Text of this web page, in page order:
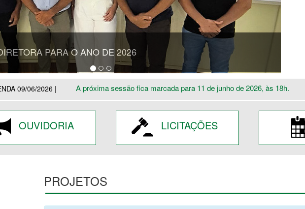
PARA O ANO DE 2026
09/06/2026 | A próxima sessão fica marcada para 11 de junho de 2026, às 18h.
OUVIDORIA LICITAÇÕES
PROJETOS